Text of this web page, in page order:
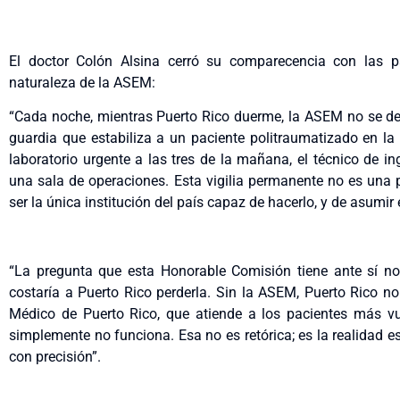
El doctor Colón Alsina cerró su comparecencia con las
naturaleza de la ASEM:
“Cada noche, mientras Puerto Rico duerme, la ASEM no se
guardia que estabiliza a un paciente politraumatizado en
laboratorio urgente a las tres de la mañana, el técnico de
una sala de operaciones. Esta vigilia permanente no es
ser la única institución del país capaz de hacerlo, y de
“La pregunta que esta Honorable Comisión tiene ante sí
costaría a Puerto Rico perderla. Sin la ASEM, Puerto Rico
Médico de Puerto Rico, que atiende a los pacientes más
simplemente no funciona. Esa no es retórica; es la realidad
con precisión”.